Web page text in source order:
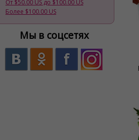
От $50.00 US до $100.00 US
Более $100.00 US
Мы в соцсетях